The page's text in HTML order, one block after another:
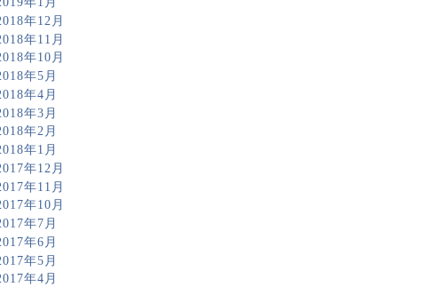
年12月
年11月
年10月
年5月
年4月
年3月
年2月
年1月
年12月
年11月
年10月
年7月
年6月
年5月
年4月